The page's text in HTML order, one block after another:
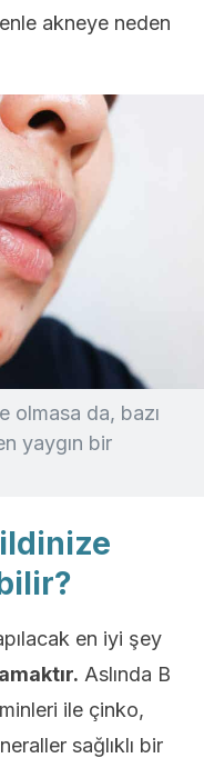
akneye neden
olmasa da, bazı
yaygın bir
en iyi şey
Aslında B
ile çinko,
sağlıklı bir